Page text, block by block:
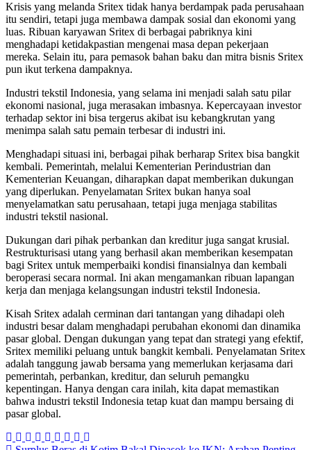
Krisis yang melanda Sritex tidak hanya berdampak pada perusahaan
itu sendiri, tetapi juga membawa dampak sosial dan ekonomi yang
luas. Ribuan karyawan Sritex di berbagai pabriknya kini
menghadapi ketidakpastian mengenai masa depan pekerjaan
mereka. Selain itu, para pemasok bahan baku dan mitra bisnis Sritex
pun ikut terkena dampaknya.
Industri tekstil Indonesia, yang selama ini menjadi salah satu pilar
ekonomi nasional, juga merasakan imbasnya. Kepercayaan investor
terhadap sektor ini bisa tergerus akibat isu kebangkrutan yang
menimpa salah satu pemain terbesar di industri ini.
Menghadapi situasi ini, berbagai pihak berharap Sritex bisa bangkit
kembali. Pemerintah, melalui Kementerian Perindustrian dan
Kementerian Keuangan, diharapkan dapat memberikan dukungan
yang diperlukan. Penyelamatan Sritex bukan hanya soal
menyelamatkan satu perusahaan, tetapi juga menjaga stabilitas
industri tekstil nasional.
Dukungan dari pihak perbankan dan kreditur juga sangat krusial.
Restrukturisasi utang yang berhasil akan memberikan kesempatan
bagi Sritex untuk memperbaiki kondisi finansialnya dan kembali
beroperasi secara normal. Ini akan mengamankan ribuan lapangan
kerja dan menjaga kelangsungan industri tekstil Indonesia.
Kisah Sritex adalah cerminan dari tantangan yang dihadapi oleh
industri besar dalam menghadapi perubahan ekonomi dan dinamika
pasar global. Dengan dukungan yang tepat dan strategi yang efektif,
Sritex memiliki peluang untuk bangkit kembali. Penyelamatan Sritex
adalah tanggung jawab bersama yang memerlukan kerjasama dari
pemerintah, perbankan, kreditur, dan seluruh pemangku
kepentingan. Hanya dengan cara inilah, kita dapat memastikan
bahwa industri tekstil Indonesia tetap kuat dan mampu bersaing di
pasar global.